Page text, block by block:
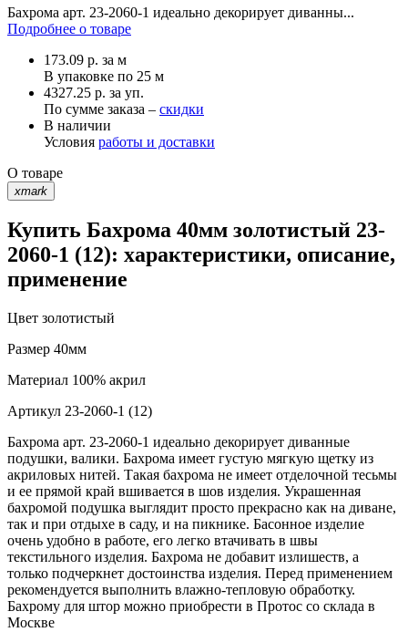
Бахрома арт. 23-2060-1 идеально декорирует диванны...
Подробнее о товаре
173.09 р. за м
В упаковке по 25 м
4327.25 р. за уп.
По сумме заказа – скидки
В наличии
Условия работы и доставки
О товаре
xmark
Купить Бахрома 40мм золотистый 23-
2060-1 (12): характеристики, описание,
применение
Цвет золотистый
Размер 40мм
Материал 100% акрил
Артикул 23-2060-1 (12)
Бахрома арт. 23-2060-1 идеально декорирует диванные
подушки, валики. Бахрома имеет густую мягкую щетку из
акриловых нитей. Такая бахрома не имеет отделочной тесьмы
и ее прямой край вшивается в шов изделия. Украшенная
бахромой подушка выглядит просто прекрасно как на диване,
так и при отдыхе в саду, и на пикнике. Басонное изделие
очень удобно в работе, его легко втачивать в швы
текстильного изделия. Бахрома не добавит излишеств, а
только подчеркнет достоинства изделия. Перед применением
рекомендуется выполнить влажно-тепловую обработку.
Бахрому для штор можно приобрести в Протос со склада в
Москве